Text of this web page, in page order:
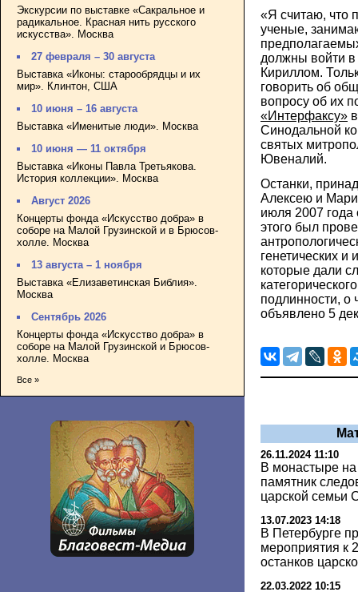
Экскурсии по выставке «Сакральное и
радикальное. Красная нить русского
искусства». Москва
27 февраля – 30 августа
Выставка «Иконы: старообрядцы и их
мир». Клинтон, США
10 июня – 16 августа
Выставка «Именитые люди». Москва
10 июня — 11 октября
Выставка «Иконы Павла Третьякова.
История коллекции». Москва
Август 2026
Концерты фонда «Искусство добра» в
соборе на Малой Грузинской и в Брюсов-
холле. Москва
13 августа – 1 ноября
Выставка «Елизаветинская Библия».
Москва
Сентябрь 2026
Концерты фонда «Искусство добра» в
соборе на Малой Грузинской и Брюсов-
холле. Москва
Все »
«Я считаю, что
ученые,
должны войти в
Кириллом.
говорить об
вопросу об их
«Интерфаксу»
Синодальной
святых
Ювеналий.
Останки,
Алексею и
июля 2007 года
этого был
генетических и
которые дали
подлинности,
объявлено 5
26.11.2024 11:10
В монастыре
памятник
царской семьи
13.07.2023 14:18
В Петербурге
мероприятия к
останков
22.03.2022 10:15